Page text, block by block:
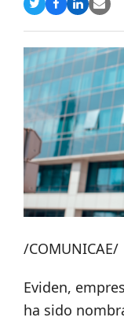
Compartir
Twitter
Compartir
Facebook
Compartir
LinkedIn
Share
/COMUNICAE/
Eviden,
ha sido